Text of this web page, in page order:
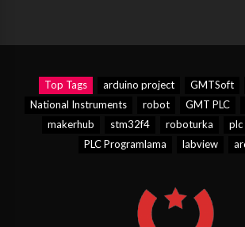
Top Tags arduino project GMTSoft
National Instruments
robot GMT PLC
makerhub
stm32f4 roboturka plc
PLC Programlama
labview